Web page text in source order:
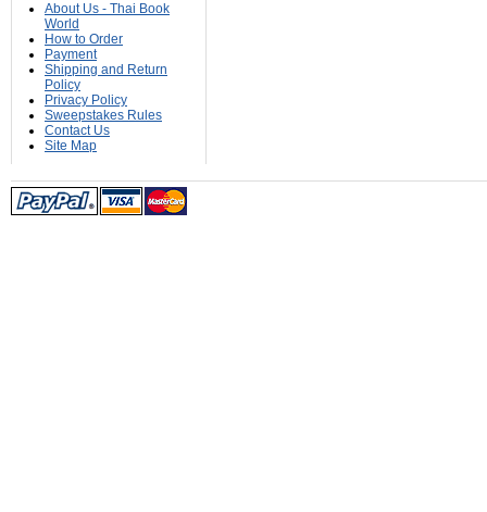
About Us - Thai Book
World
How to Order
Payment
Shipping and Return
Policy
Privacy Policy
Sweepstakes Rules
Contact Us
Site Map